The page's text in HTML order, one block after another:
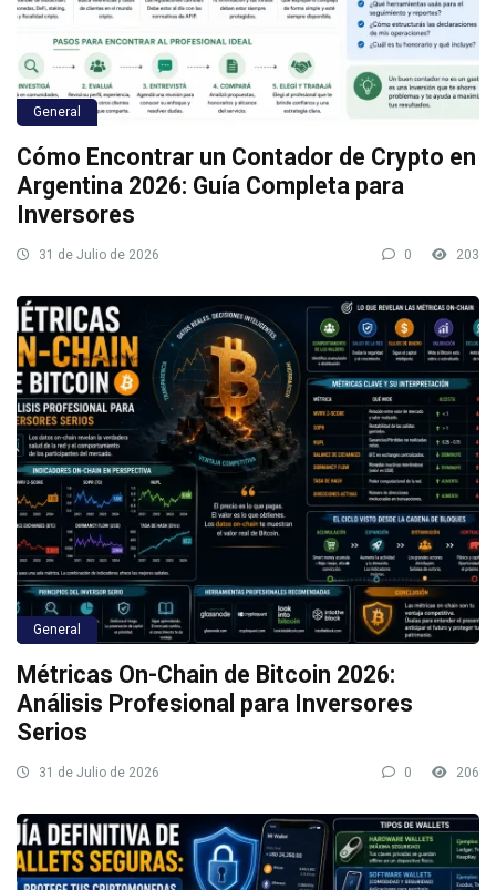
General
Cómo Encontrar un Contador de Crypto en
Argentina 2026: Guía Completa para
Inversores
31 de Julio de 2026 0 203
General
Métricas On-Chain de Bitcoin 2026:
Análisis Profesional para Inversores
Serios
31 de Julio de 2026 0 206